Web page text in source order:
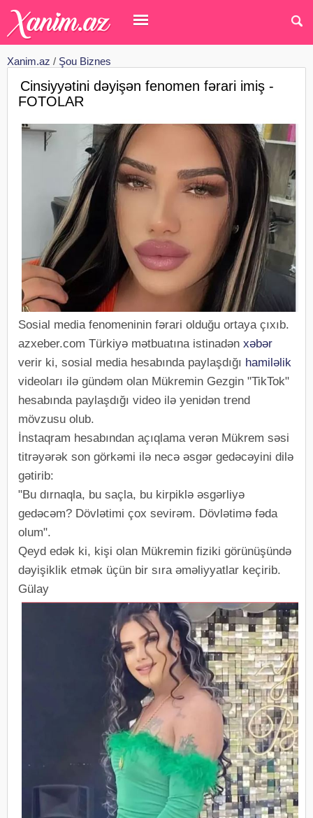
Xanim.az / Şou Biznes
Cinsiyyətini dəyişən fenomen fərari imiş -
FOTOLAR
Sosial media fenomeninin fərari olduğu ortaya çıxıb.
azxeber.com Türkiyə mətbuatına istinadən xəbər
verir ki, sosial media hesabında paylaşdığı hamiləlik
videoları ilə gündəm olan Mükremin Gezgin "TikTok"
hesabında paylaşdığı video ilə yenidən trend
mövzusu olub.
İnstaqram hesabından açıqlama verən Mükrem səsi
titrəyərək son görkəmi ilə necə əsgər gedəcəyini dilə
gətirib:
"Bu dırnaqla, bu saçla, bu kirpiklə əsgərliyə
gedəcəm? Dövlətimi çox sevirəm. Dövlətimə fəda
olum".
Qeyd edək ki, kişi olan Mükremin fiziki görünüşündə
dəyişiklik etmək üçün bir sıra əməliyyatlar keçirib.
Gülay